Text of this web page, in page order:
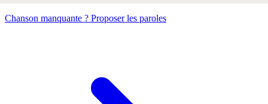
Chanson manquante ? Proposer les paroles